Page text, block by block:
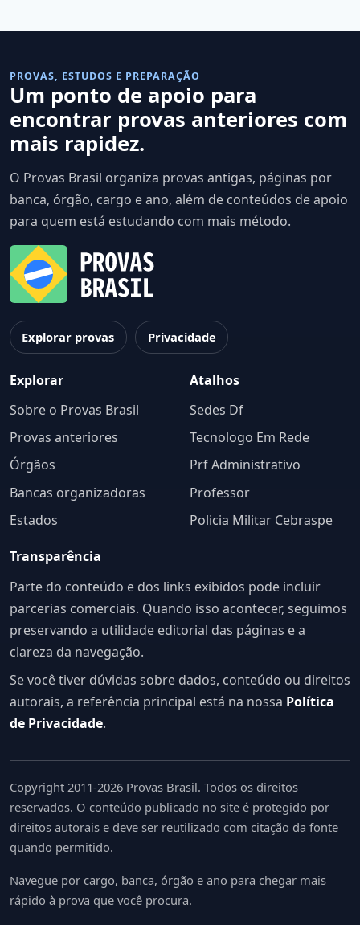
PROVAS, ESTUDOS E PREPARAÇÃO
Um ponto de apoio para
encontrar provas anteriores com
mais rapidez.
O Provas Brasil organiza provas antigas, páginas por
banca, órgão, cargo e ano, além de conteúdos de apoio
para quem está estudando com mais método.
Explorar provas Privacidade
Explorar
Sobre o Provas Brasil
Provas anteriores
Órgãos
Bancas organizadoras
Estados
Atalhos
Sedes Df
Tecnologo Em Rede
Prf Administrativo
Professor
Policia Militar Cebraspe
Transparência
Parte do conteúdo e dos links exibidos pode incluir
parcerias comerciais. Quando isso acontecer, seguimos
preservando a utilidade editorial das páginas e a
clareza da navegação.
Se você tiver dúvidas sobre dados, conteúdo ou direitos
autorais, a referência principal está na nossa Política
de Privacidade.
Copyright 2011-2026 Provas Brasil. Todos os direitos
reservados. O conteúdo publicado no site é protegido por
direitos autorais e deve ser reutilizado com citação da fonte
quando permitido.
Navegue por cargo, banca, órgão e ano para chegar mais
rápido à prova que você procura.